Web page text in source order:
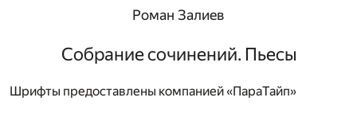
Роман Залиев
Собрание сочинений. Пьесы
Шрифты предоставлены компанией «ПараТайп»